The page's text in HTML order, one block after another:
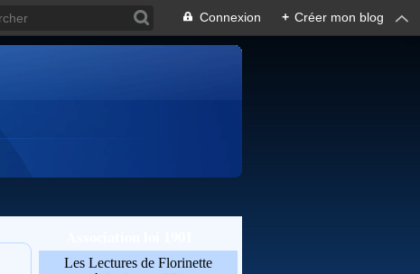
Connexion + Créer mon blog
Les Lectures de Florinette